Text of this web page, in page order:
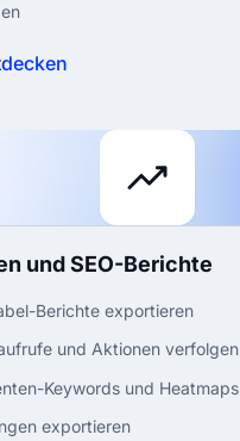
und SEO-Berichte
Berichte exportieren
und Aktionen verfolgen
Keywords und Heatmaps
exportieren